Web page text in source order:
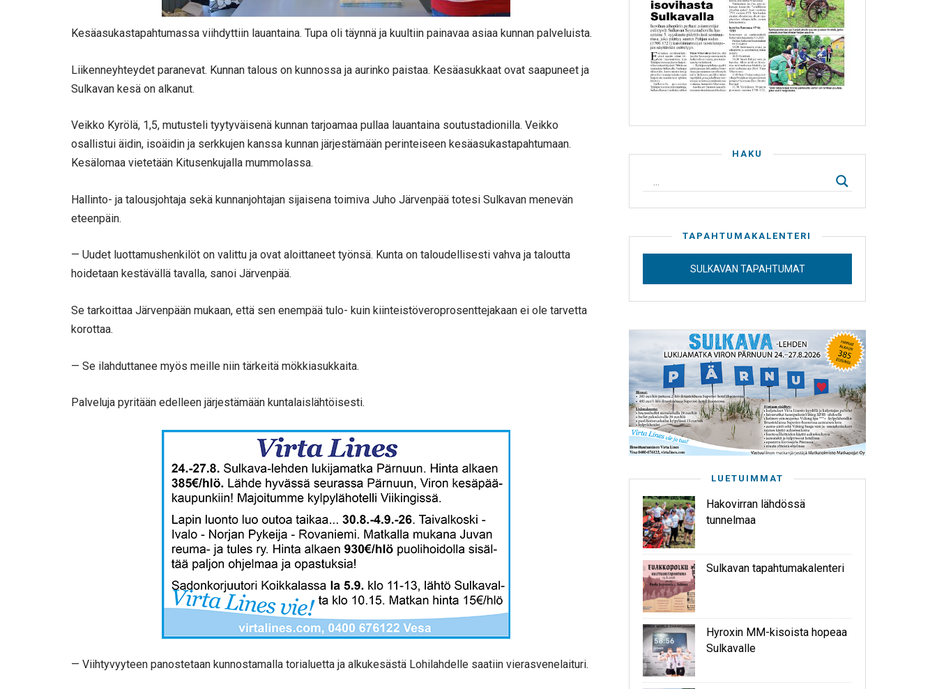
Kesäasukastapahtumassa viihdyttiin lauantaina. Tupa oli täynnä ja kuultiin painavaa asiaa kunnan palveluista.
Liikenneyhteydet paranevat. Kunnan talous on kunnossa ja aurinko paistaa. Kesäasukkaat ovat saapuneet ja
Sulkavan kesä on alkanut.
Veikko Kyrölä, 1,5, mutusteli tyytyväisenä kunnan tarjoamaa pullaa lauantaina soutustadionilla. Veikko
osallistui äidin, isoäidin ja serkkujen kanssa kunnan järjestämään perinteiseen kesäasukastapahtumaan.
Kesälomaa vietetään Kitusenkujalla mummolassa.
Hallinto- ja talousjohtaja sekä kunnanjohtajan sijaisena toimiva Juho Järvenpää totesi Sulkavan menevän
eteenpäin.
— Uudet luottamushenkilöt on valittu ja ovat aloittaneet työnsä. Kunta on taloudellisesti vahva ja taloutta
hoidetaan kestävällä tavalla, sanoi Järvenpää.
Se tarkoittaa Järvenpään mukaan, että sen enempää tulo- kuin kiinteistöveroprosenttejakaan ei ole tarvetta
korottaa.
— Se ilahduttanee myös meille niin tärkeitä mökkiasukkaita.
Palveluja pyritään edelleen järjestämään kuntalaislähtöisesti.
— Viihtyvyyteen panostetaan kunnostamalla torialuetta ja alkukesästä Lohilahdelle saatiin vierasvenelaituri.
HAKU
TAPAHTUMAKALENTERI
SULKAVAN TAPAHTUMAT
LUETUIMMAT
Hakovirran lähdössä
tunnelmaa
Sulkavan tapahtumakalenteri
Hyroxin MM-kisoista hopeaa
Sulkavalle